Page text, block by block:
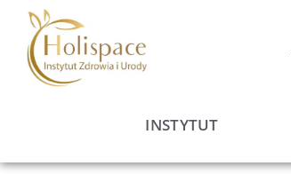
Przejdź
treści
INSTYTUT